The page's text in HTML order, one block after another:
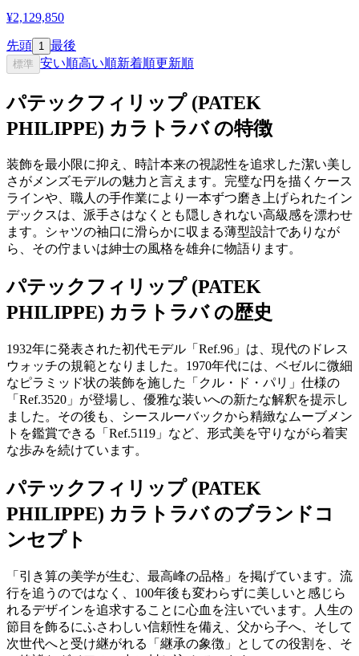
¥2,129,850
先頭 1 最後
標準 安い順高い順新着順更新順
パテックフィリップ (PATEK
PHILIPPE) カラトラバ の特徴
装飾を最小限に抑え、時計本来の視認性を追求した潔い美し
さがメンズモデルの魅力と言えます。完璧な円を描くケース
ラインや、職人の手作業により一本ずつ磨き上げられたイン
デックスは、派手さはなくとも隠しきれない高級感を漂わせ
ます。シャツの袖口に滑らかに収まる薄型設計でありなが
ら、その佇まいは紳士の風格を雄弁に物語ります。
パテックフィリップ (PATEK
PHILIPPE) カラトラバ の歴史
1932年に発表された初代モデル「Ref.96」は、現代のドレス
ウォッチの規範となりました。1970年代には、ベゼルに微細
なピラミッド状の装飾を施した「クル・ド・パリ」仕様の
「Ref.3520」が登場し、優雅な装いへの新たな解釈を提示し
ました。その後も、シースルーバックから精緻なムーブメン
トを鑑賞できる「Ref.5119」など、形式美を守りながら着実
な歩みを続けています。
パテックフィリップ (PATEK
PHILIPPE) カラトラバ のブランドコ
ンセプト
「引き算の美学が生む、最高峰の品格」を掲げています。流
行を追うのではなく、100年後も変わらずに美しいと感じら
れるデザインを追求することに心血を注いでいます。人生の
節目を飾るにふさわしい信頼性を備え、父から子へ、そして
次世代へと受け継がれる「継承の象徴」としての役割を、そ